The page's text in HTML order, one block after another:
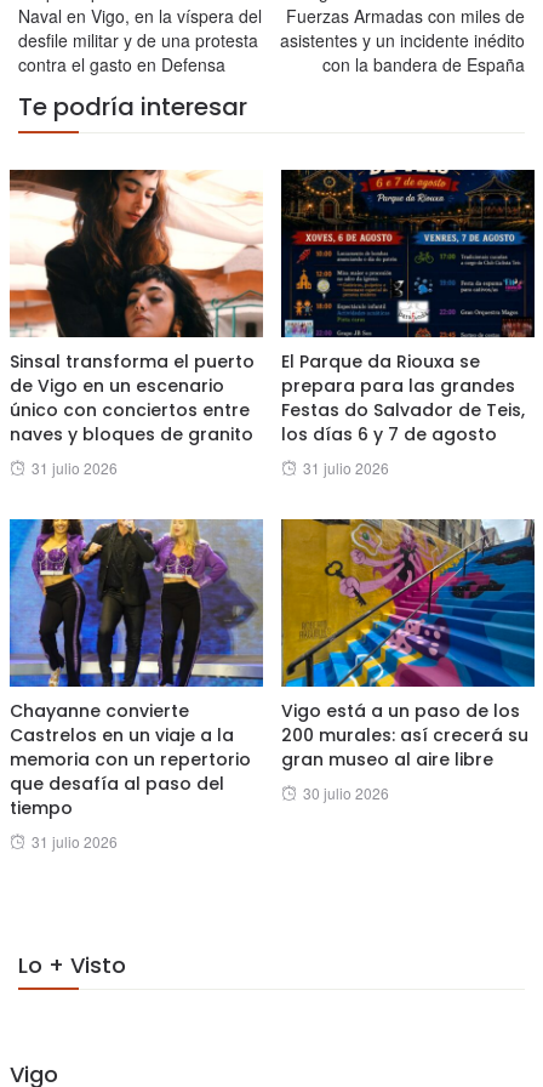
Naval en Vigo, en la víspera del
desfile militar y de una protesta
contra el gasto en Defensa
Fuerzas Armadas con miles de
asistentes y un incidente inédito
con la bandera de España
Te podría interesar
Sinsal transforma el puerto
de Vigo en un escenario
único con conciertos entre
naves y bloques de granito
Posted
31 julio 2026
El Parque da Riouxa se
prepara para las grandes
Festas do Salvador de Teis,
los días 6 y 7 de agosto
Posted
31 julio 2026
Chayanne convierte
Castrelos en un viaje a la
memoria con un repertorio
que desafía al paso del
tiempo
Posted
31 julio 2026
Vigo está a un paso de los
200 murales: así crecerá su
gran museo al aire libre
Posted
30 julio 2026
Lo + Visto
Vigo